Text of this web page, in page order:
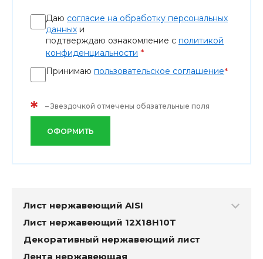
Лист нержавеющий AISI
Лист нержавеющий 12Х18Н10Т
Декоративный нержавеющий лист
Лента нержавеющая
Даю согласие на обработку персональных
данных и
подтверждаю ознакомление с политикой
конфиденциальности *
Принимаю пользовательское соглашение*
* – Звездочкой отмечены обязательные поля
ОФОРМИТЬ